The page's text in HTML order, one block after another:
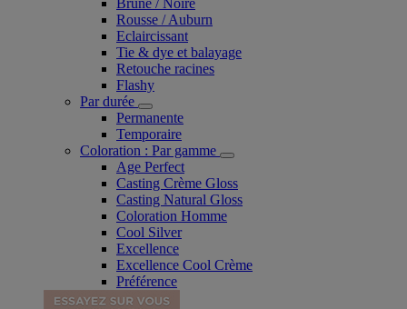
Brune / Noire
Rousse / Auburn
Eclaircissant
Tie & dye et balayage
Retouche racines
Flashy
Par durée
Permanente
Temporaire
Coloration : Par gamme
Age Perfect
Casting Crème Gloss
Casting Natural Gloss
Coloration Homme
Cool Silver
Excellence
Excellence Cool Crème
Préférence